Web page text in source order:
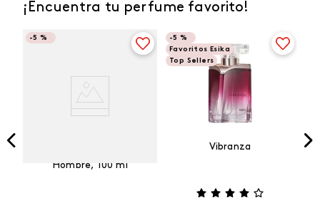
¡Encuentra tu perfume favorito!
-5 %
Hombre, 100 ml
-5 %
Favoritos Esika
Top Sellers
Vibranza